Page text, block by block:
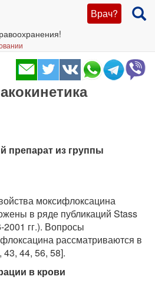
Врач?
препарат из группы
моксифлоксацина
в ряде публикаций Stass
гг.). Вопросы
рассматриваются в
43, 44, 56, 58].
в крови